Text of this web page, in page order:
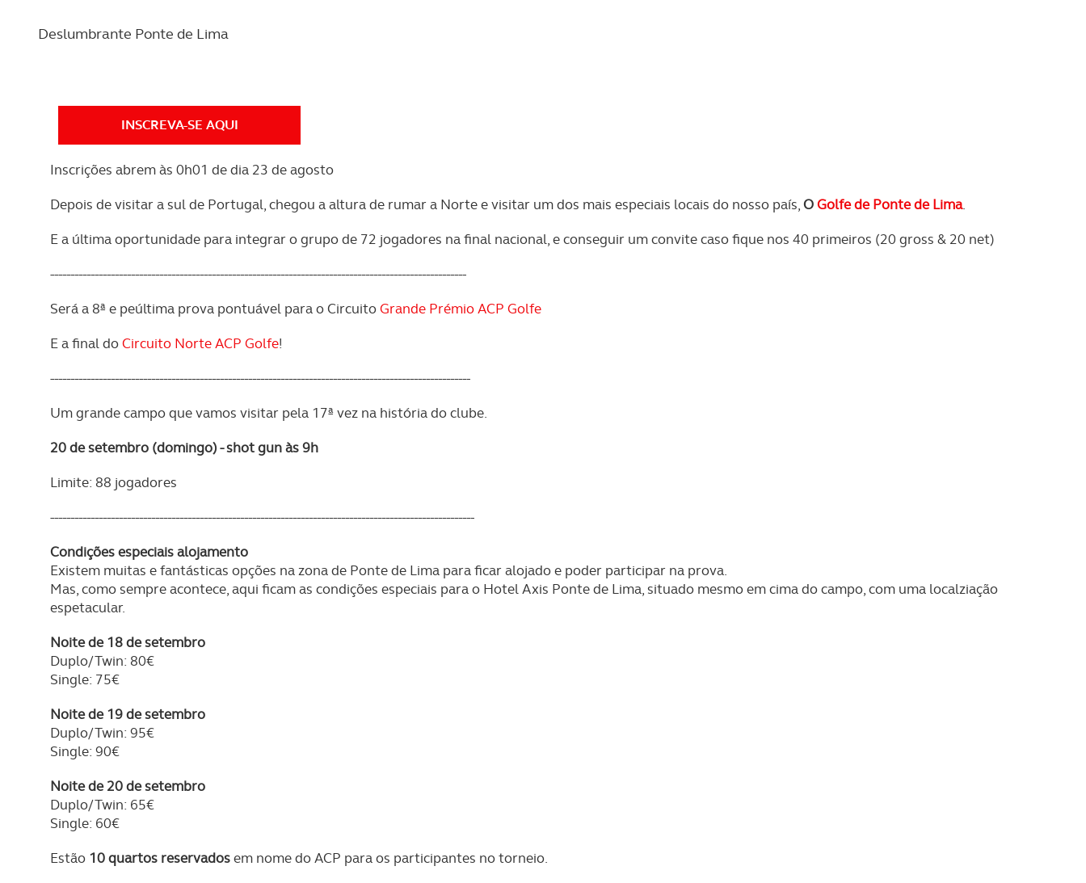
Deslumbrante Ponte de Lima
INSCREVA-SE AQUI
Inscrições abrem às 0h01 de dia 23 de agosto
Depois de visitar a sul de Portugal, chegou a altura de rumar a Norte e visitar um dos mais especiais locais do nosso país,OGolfe de Ponte de Lima.
E a última oportunidade para integrar o grupo de 72 jogadores na final nacional, e conseguir um convite caso fique nos 40 primeiros (20 gross & 20 net)
-------------------------------------------------------------------------------------------------------
Será a 8ª e peúltima prova pontuável para o CircuitoGrande Prémio ACP Golfe
E a final doCircuito Norte ACP Golfe!
--------------------------------------------------------------------------------------------------------
Um grande campo que vamos visitar pela 17ª vez na história do clube.
20 de setembro (domingo) - shot gun às 9h
Limite: 88 jogadores
---------------------------------------------------------------------------------------------------------
Condições especiais alojamento
Existem muitas e fantásticas opções na zona de Ponte de Lima para ficar alojado e poder participar na prova.
Mas, como sempre acontece, aqui ficam as condições especiais para o Hotel Axis Ponte de Lima, situado mesmo em cima do campo, com uma localziação
espetacular.
Noite de 18 de setembro
Duplo/Twin: 80€
Single: 75€
Noite de 19 de setembro
Duplo/Twin: 95€
Single: 90€
Noite de 20 de setembro
Duplo/Twin: 65€
Single: 60€
Estão 10 quartos reservadosem nome do ACP para os participantes no torneio.